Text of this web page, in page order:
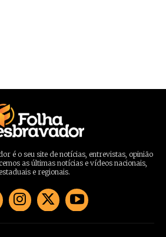
é o seu site de notícias, entrevistas, opinião
as últimas notícias e vídeos nacionais,
e regionais.